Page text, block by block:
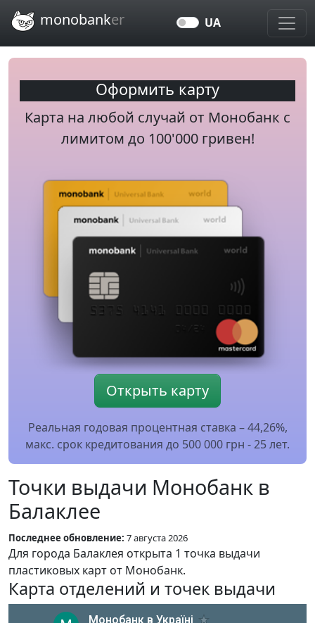
Перейти к основному содержанию
monobanker UA
Оформить карту
Карта на любой случай от Монобанк c
лимитом до 100'000 гривен!
Открыть карту
Реальная годовая процентная ставка – 44,26%,
макс. срок кредитования до 500 000 грн - 25 лет.
Точки выдачи Монобанк в
Балаклее
Последнее обновление: 7 августа 2026
Для города Балаклея открыта 1 точка выдачи
пластиковых карт от Монобанк.
Карта отделений и точек выдачи